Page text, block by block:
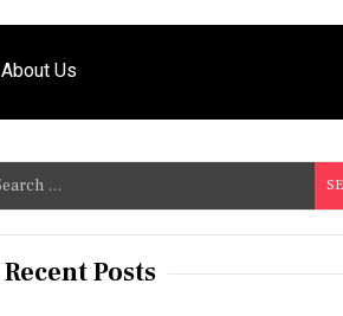
About Us
Recent Posts